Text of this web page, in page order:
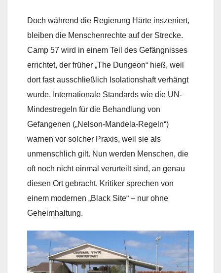
Doch während die Regierung Härte inszeniert,
bleiben die Menschenrechte auf der Strecke.
Camp 57 wird in einem Teil des Gefängnisses
errichtet, der früher „The Dungeon“ hieß, weil
dort fast ausschließlich Isolationshaft verhängt
wurde. Internationale Standards wie die UN-
Mindestregeln für die Behandlung von
Gefangenen („Nelson-Mandela-Regeln“)
warnen vor solcher Praxis, weil sie als
unmenschlich gilt. Nun werden Menschen, die
oft noch nicht einmal verurteilt sind, an genau
diesen Ort gebracht. Kritiker sprechen von
einem modernen „Black Site“ – nur ohne
Geheimhaltung.